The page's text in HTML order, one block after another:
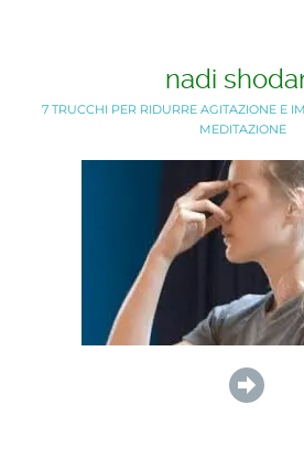
nadi
7 TRUCCHI PER RIDURRE AGITAZIONE E
MEDITAZIONE